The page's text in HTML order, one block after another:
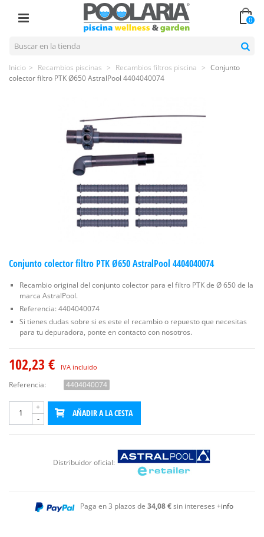
0
Inicio > Recambios piscinas > Recambios filtros piscina > Conjunto
colector filtro PTK Ø650 AstralPool 4404040074
Conjunto colector filtro PTK Ø650 AstralPool 4404040074
Recambio original del conjunto colector para el filtro PTK de Ø 650 de la
marca AstralPool.
Referencia: 4404040074
Si tienes dudas sobre si es este el recambio o repuesto que necesitas
para tu depuradora, ponte en contacto con nosotros.
102,23 € IVA incluido
Referencia: 4404040074
-
+
AÑADIR A LA CESTA
Distribuidor oficial:
Paga en 3 plazos de 34,08 €sin intereses +info